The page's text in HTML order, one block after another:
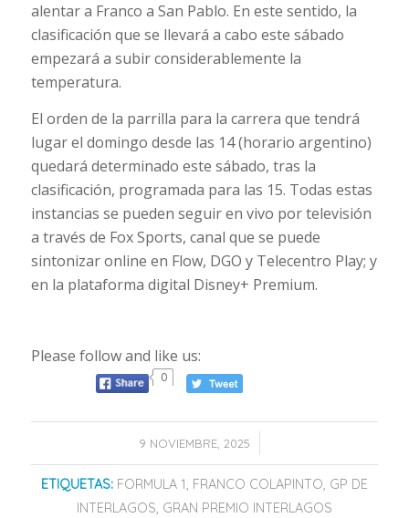
alentar a Franco a San Pablo. En este sentido, la
clasificación que se llevará a cabo este sábado
empezará a subir considerablemente la
temperatura.
El orden de la parrilla para la carrera que tendrá
lugar el domingo desde las 14 (horario argentino)
quedará determinado este sábado, tras la
clasificación, programada para las 15. Todas estas
instancias se pueden seguir en vivo por televisión
a través de Fox Sports, canal que se puede
sintonizar online en Flow, DGO y Telecentro Play; y
en la plataforma digital Disney+ Premium.
Please follow and like us:
0
9 NOVIEMBRE, 2025
/
ETIQUETAS: FORMULA 1, FRANCO COLAPINTO, GP DE
INTERLAGOS, GRAN PREMIO INTERLAGOS